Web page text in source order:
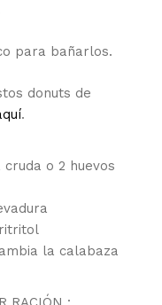
para bañarlos.
donuts de
.
o 2 huevos
la calabaza